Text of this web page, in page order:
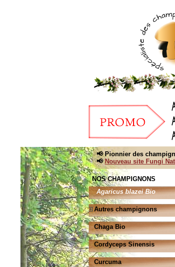
📢 Pionnier des
📢Nouveau site Fungi
NOS CHAMPIGNONS
Agaricus blazei Bio
Autres champignons
Chaga Bio
Cordyceps Sinensis
Curcuma